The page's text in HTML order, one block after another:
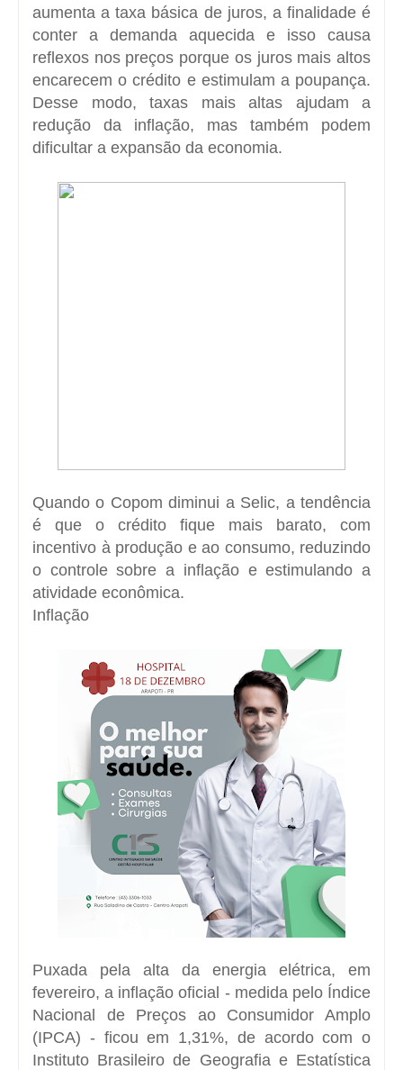
aumenta a taxa básica de juros, a finalidade é
conter a demanda aquecida e isso causa
reflexos nos preços porque os juros mais altos
encarecem o crédito e estimulam a poupança.
Desse modo, taxas mais altas ajudam a
redução da inflação, mas também podem
dificultar a expansão da economia.
Quando o Copom diminui a Selic, a tendência
é que o crédito fique mais barato, com
incentivo à produção e ao consumo, reduzindo
o controle sobre a inflação e estimulando a
atividade econômica.
Inflação
Puxada pela alta da energia elétrica, em
fevereiro, a inflação oficial - medida pelo Índice
Nacional de Preços ao Consumidor Amplo
(IPCA) - ficou em 1,31%, de acordo com o
Instituto Brasileiro de Geografia e Estatística